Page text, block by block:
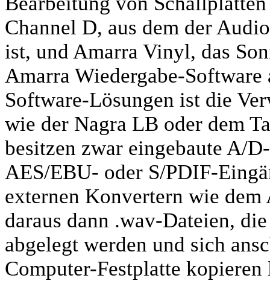
Channel D, aus dem der
ist, und Amarra Vinyl, das
Amarra Wiedergabe-
Software-Lösungen ist die
wie der Nagra LB oder dem
besitzen zwar eingebaute A/
AES/EBU- oder S/PDIF-
externen Konvertern wie dem
daraus dann .wav-Dateien,
abgelegt werden und sich
Computer-Festplatte kopieren